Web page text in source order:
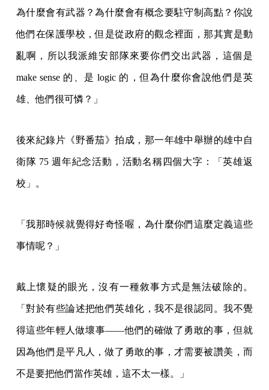
為什麼會有武器？為什麼會有概念要駐守制高點？你說
他們在保護學校，但是從政府的觀念裡面，那其實是動
亂啊，所以我派維安部隊來要你們交出武器，這個是
make sense 的、是 logic 的，但為什麼你會說他們是英
雄、他們很可憐？」
後來紀錄片《野番茄》拍成，那一年雄中舉辦的雄中自
衛隊 75 週年紀念活動，活動名稱四個大字：「英雄返
校」。
「我那時候就覺得好奇怪喔，為什麼你們這麼定義這些
事情呢？」
戴上懷疑的眼光，沒有一種敘事方式是無法破除的。
「對於有些論述把他們英雄化，我不是很認同。我不覺
得這些年輕人做壞事——他們的確做了勇敢的事，但就
因為他們是平凡人，做了勇敢的事，才需要被讚美，而
不是要把他們當作英雄，這不太一樣。」